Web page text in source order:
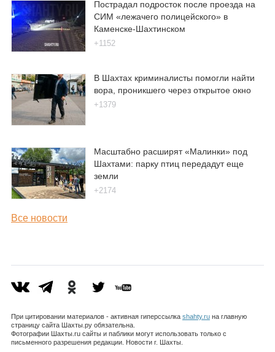
Пострадал подросток после проезда на
СИМ «лежачего полицейского» в
Каменске-Шахтинском
+1152
В Шахтах криминалисты помогли найти
вора, проникшего через открытое окно
+1379
Масштабно расширят «Малинки» под
Шахтами: парку птиц передадут еще
земли
+2174
Все новости
При цитировании материалов - активная гиперссылка shahty.ruна главную
страницу сайта Шахты.ру обязательна.
Фотографии Шахты.ru сайты и паблики могут использовать только с
письменного разрешения редакции. Новости г. Шахты.